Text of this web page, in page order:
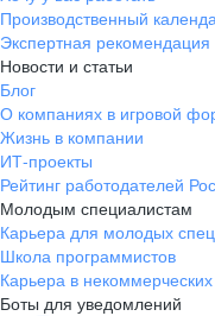
Производственный
Экспертная рекомендация
Новости и статьи
Блог
О компаниях в игровой
Жизнь в компании
ИТ-проекты
Рейтинг работодателей
Молодым специалистам
Карьера для молодых
Школа программистов
Карьера в
Боты для уведомлений